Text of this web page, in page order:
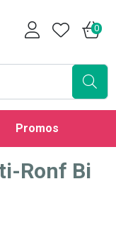
0
Promos
Ronf Bi